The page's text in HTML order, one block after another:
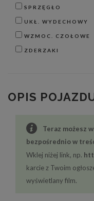
SPRZĘGŁO
UKŁ. WYDECHOWY
WZMOC. CZOŁOWE
ZDERZAKI
OPIS
Teraz możesz
bezpośrednio w
Wklej niżej link, np.
karcie z Twoim
wyświetlany film.